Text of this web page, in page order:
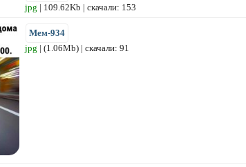
jpg | 109.62Kb | скачали: 153
Мем-934
jpg | (1.06Mb) | скачали: 91